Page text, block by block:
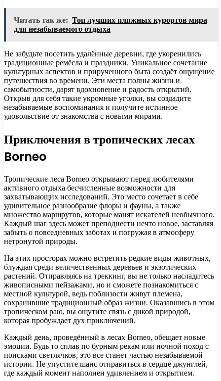
Читать так же: Топ лучших пляжных курортов мира
для незабываемого отдыха
Не забудьте посетить удалённые деревни, где укоренились
традиционные ремёсла и праздники. Уникальное сочетание
культурных аспектов и прирученного быта создаёт ощущение
путешествия во времени. Эти места полны жизни и
самобытности, дарят вдохновение и радость открытий.
Открыв для себя такие укромные уголки, вы создадите
незабываемые воспоминания и получите истинное
удовольствие от знакомства с новыми мирами.
Приключения в тропических лесах
Borneo
Тропические леса Borneo открывают перед любителями
активного отдыха бесчисленные возможности для
захватывающих исследований. Это место сочетает в себе
удивительное разнообразие флоры и фауны, а также
множество маршрутов, которые манят искателей необычного.
Каждый шаг здесь может преподнести нечто новое, заставляя
забыть о повседневных заботах и погружая в атмосферу
нетронутой природы.
На этих просторах можно встретить редкие виды животных,
блуждая среди величественных деревьев и экзотических
растений. Отправляясь на треккинг, вы не только насладитесь
живописными пейзажами, но и сможете познакомиться с
местной культурой, ведь поблизости живут племена,
сохранившие традиционный образ жизни. Оказавшись в этом
тропическом раю, вы ощутите связь с дикой природой,
которая пробуждает дух приключений.
Каждый день, проведённый в лесах Borneo, обещает новые
эмоции. Будь то сплав по бурным рекам или ночной поход с
поисками светлячков, это все станет частью незабываемой
истории. Не упустите шанс отправиться в сердце джунглей,
где каждый момент наполнен удивлением и открытием.